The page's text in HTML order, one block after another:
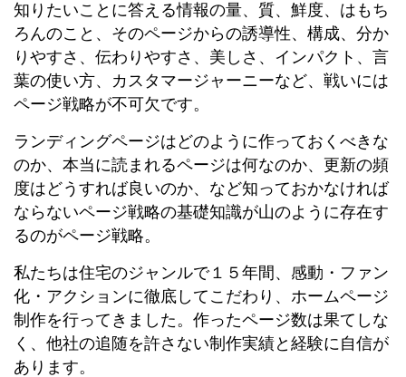
知りたいことに答える情報の量、質、鮮度、はもち
ろんのこと、そのページからの誘導性、構成、分か
りやすさ、伝わりやすさ、美しさ、インパクト、言
葉の使い方、カスタマージャーニーなど、戦いには
ページ戦略が不可欠です。
ランディングページはどのように作っておくべきな
のか、本当に読まれるページは何なのか、更新の頻
度はどうすれば良いのか、など知っておかなければ
ならないページ戦略の基礎知識が山のように存在す
るのがページ戦略。
私たちは住宅のジャンルで１５年間、感動・ファン
化・アクションに徹底してこだわり、ホームページ
制作を行ってきました。作ったページ数は果てしな
く、他社の追随を許さない制作実績と経験に自信が
あります。